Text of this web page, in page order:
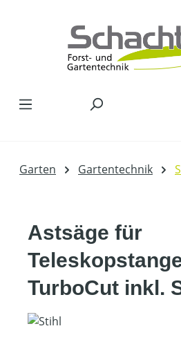
Garten Gartentechnik
Astsäge für
TurboCut inkl.